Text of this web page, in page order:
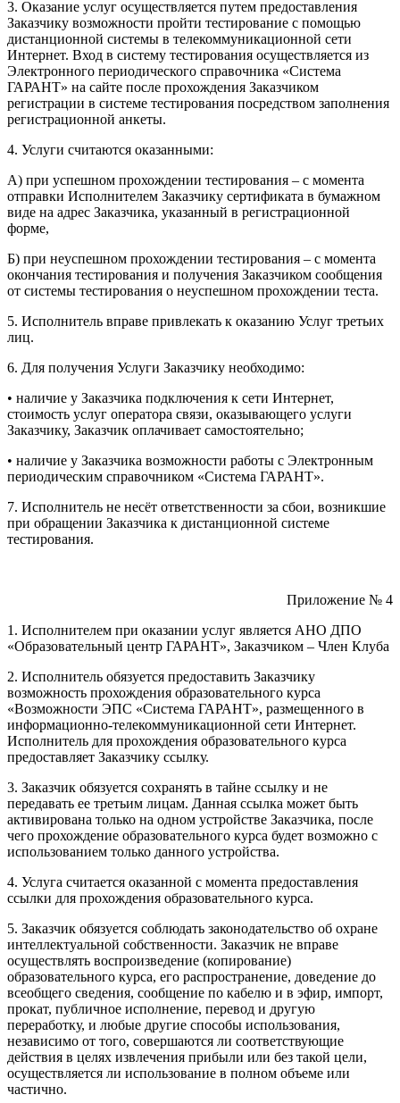
3. Оказание услуг осуществляется путем предоставления
Заказчику возможности пройти тестирование с помощью
дистанционной системы в телекоммуникационной сети
Интернет. Вход в систему тестирования осуществляется из
Электронного периодического справочника «Система
ГАРАНТ» на сайте после прохождения Заказчиком
регистрации в системе тестирования посредством заполнения
регистрационной анкеты.
4. Услуги считаются оказанными:
А) при успешном прохождении тестирования – с момента
отправки Исполнителем Заказчику сертификата в бумажном
виде на адрес Заказчика, указанный в регистрационной
форме,
Б) при неуспешном прохождении тестирования – с момента
окончания тестирования и получения Заказчиком сообщения
от системы тестирования о неуспешном прохождении теста.
5. Исполнитель вправе привлекать к оказанию Услуг третьих
лиц.
6. Для получения Услуги Заказчику необходимо:
• наличие у Заказчика подключения к сети Интернет,
стоимость услуг оператора связи, оказывающего услуги
Заказчику, Заказчик оплачивает самостоятельно;
• наличие у Заказчика возможности работы с Электронным
периодическим справочником «Система ГАРАНТ».
7. Исполнитель не несёт ответственности за сбои, возникшие
при обращении Заказчика к дистанционной системе
тестирования.
Приложение № 4
1. Исполнителем при оказании услуг является АНО ДПО
«Образовательный центр ГАРАНТ», Заказчиком – Член Клуба
2. Исполнитель обязуется предоставить Заказчику
возможность прохождения образовательного курса
«Возможности ЭПС «Система ГАРАНТ», размещенного в
информационно-телекоммуникационной сети Интернет.
Исполнитель для прохождения образовательного курса
предоставляет Заказчику ссылку.
3. Заказчик обязуется сохранять в тайне ссылку и не
передавать ее третьим лицам. Данная ссылка может быть
активирована только на одном устройстве Заказчика, после
чего прохождение образовательного курса будет возможно с
использованием только данного устройства.
4. Услуга считается оказанной с момента предоставления
ссылки для прохождения образовательного курса.
5. Заказчик обязуется соблюдать законодательство об охране
интеллектуальной собственности. Заказчик не вправе
осуществлять воспроизведение (копирование)
образовательного курса, его распространение, доведение до
всеобщего сведения, сообщение по кабелю и в эфир, импорт,
прокат, публичное исполнение, перевод и другую
переработку, и любые другие способы использования,
независимо от того, совершаются ли соответствующие
действия в целях извлечения прибыли или без такой цели,
осуществляется ли использование в полном объеме или
частично.